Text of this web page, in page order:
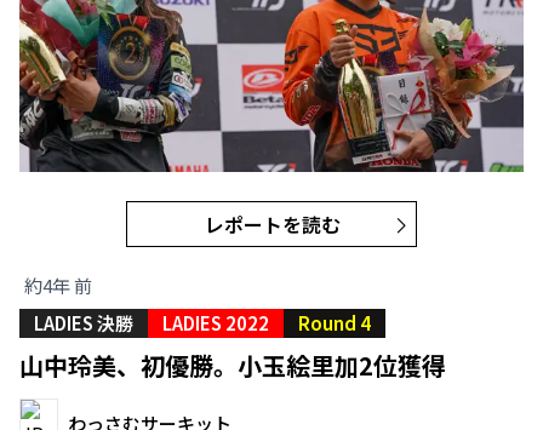
レポートを読む
約4年 前
LADIES 決勝
LADIES 2022 Round 4
山中玲美、初優勝。小玉絵里加2位獲得
わっさむサーキット